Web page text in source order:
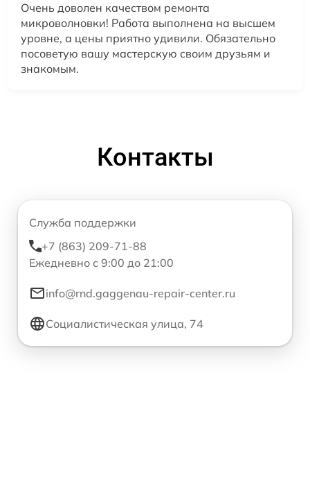
Очень доволен качеством ремонта
микроволновки! Работа выполнена на высшем
уровне, а цены приятно удивили. Обязательно
посоветую вашу мастерскую своим друзьям и
знакомым.
Контакты
Служба поддержки
+7 (863) 209-71-88
Ежедневно с 9:00 до 21:00
info@rnd.gaggenau-repair-center.ru
Социалистическая улица, 74